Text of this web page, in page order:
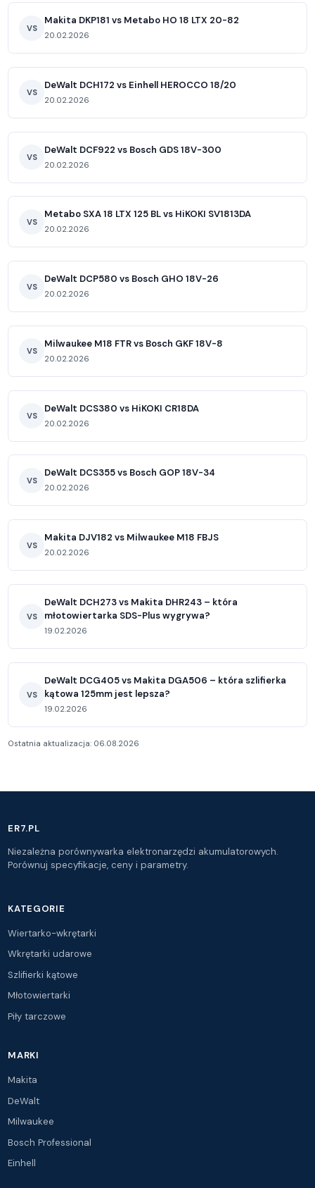
VS
Makita DKP181 vs Metabo HO 18 LTX 20-82
20.02.2026
VS
DeWalt DCH172 vs Einhell HEROCCO 18/20
20.02.2026
VS
DeWalt DCF922 vs Bosch GDS 18V-300
20.02.2026
VS
Metabo SXA 18 LTX 125 BL vs HiKOKI SV1813DA
20.02.2026
VS
DeWalt DCP580 vs Bosch GHO 18V-26
20.02.2026
VS
Milwaukee M18 FTR vs Bosch GKF 18V-8
20.02.2026
VS
DeWalt DCS380 vs HiKOKI CR18DA
20.02.2026
VS
DeWalt DCS355 vs Bosch GOP 18V-34
20.02.2026
VS
Makita DJV182 vs Milwaukee M18 FBJS
20.02.2026
VS
DeWalt DCH273 vs Makita DHR243 – która
młotowiertarka SDS-Plus wygrywa?
19.02.2026
VS
DeWalt DCG405 vs Makita DGA506 – która szlifierka
kątowa 125mm jest lepsza?
19.02.2026
Ostatnia aktualizacja: 06.08.2026
ER7.PL
Niezależna porównywarka elektronarzędzi akumulatorowych.
Porównuj specyfikacje, ceny i parametry.
KATEGORIE
Wiertarko-wkrętarki
Wkrętarki udarowe
Szlifierki kątowe
Młotowiertarki
Piły tarczowe
MARKI
Makita
DeWalt
Milwaukee
Bosch Professional
Einhell